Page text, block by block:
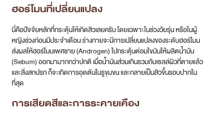
ฮอร์โมนที่เปลี่ยนแปลง
นี่คือปัจจัยหลักที่กระตุ้นให้เกิดสิวเลยครับ โดยเฉพาะในช่วงวัยรุ่น หรือในผู้
หญิงช่วงก่อนมีประจำเดือน ร่างกายจะมีการเปลี่ยนแปลงของระดับฮอร์โมน
ส่งผลให้ฮอร์โมนเพศชาย (Androgen) ไปกระตุ้นต่อมไขมันให้ผลิตน้ำมัน
(Sebum) ออกมามากกว่าปกติ เมื่อน้ำมันส่วนเกินรวมกับเซลล์ผิวที่ตายแล้ว
และสิ่งสกปรก ก็จะเกิดการอุดตันในรูขุมขน และกลายเป็นสิวขึ้นรอบปากใน
ที่สุด
การเสียดสีและการระคายเคือง